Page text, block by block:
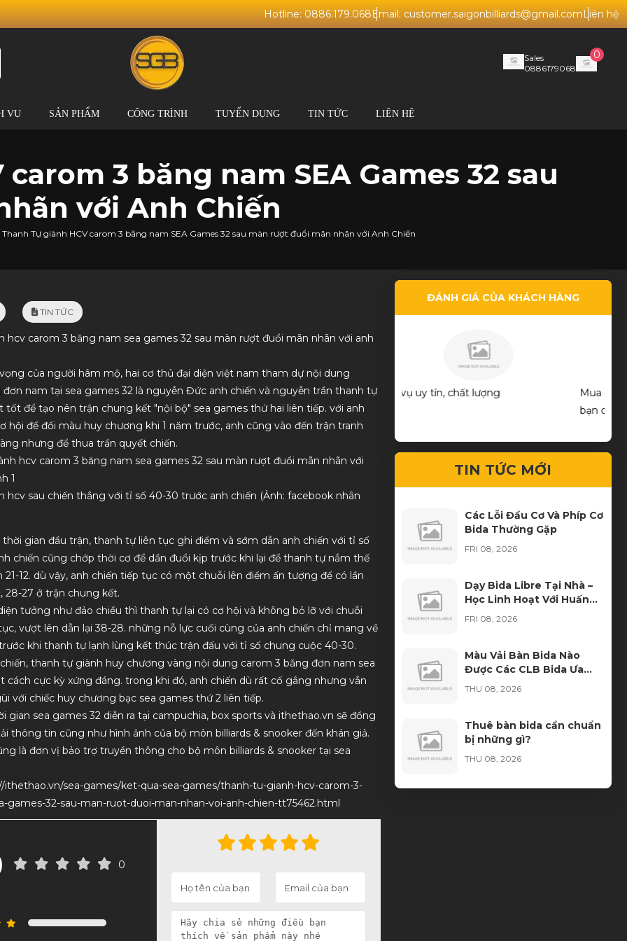
Hotline: 0886.179.068Email: customer.saigonbilliards@gmail.comLiên hệ
Sales
0886179068
0
VỤ SẢN PHẨM CÔNG TRÌNH TUYỂN DỤNG TIN TỨC LIÊN HỆ
3 băng nam SEA Games 32 sau
với Anh Chiến
Thanh Tự giành HCV carom 3 băng nam SEA Games 32 sau màn rượt đuổi mãn nhãn với Anh Chiến
TIN TỨC
hcv carom 3 băng nam sea games 32 sau màn rượt đuổi mãn nhãn với anh
của người hâm mộ, hai cơ thủ đại diện việt nam tham dự nội dung
đơn nam tại sea games 32 là nguyễn Đức anh chiến và nguyễn trần thanh tự
tốt để tạo nên trận chung kết "nội bộ" sea games thứ hai liên tiếp. với anh
hội để đổi màu huy chương khi 1 năm trước, anh cũng vào đến trận tranh
nhưng để thua trần quyết chiến.
hcv sau chiến thắng với tỉ số 40-30 trước anh chiến (Ảnh: facebook nhân
gian đầu trận, thanh tự liên tục ghi điểm và sớm dẫn anh chiến với tỉ số
chiến cũng chớp thời cơ để dần đuổi kịp trước khi lại để thanh tự nắm thế
21-12. dù vậy, anh chiến tiếp tục có một chuỗi lên điểm ấn tượng để có lần
28-27 ở trận chung kết.
tưởng như đảo chiều thì thanh tự lại có cơ hội và không bỏ lỡ với chuỗi
vượt lên dẫn lại 38-28. những nỗ lực cuối cùng của anh chiến chỉ mang về
khi thanh tự lạnh lùng kết thúc trận đấu với tỉ số chung cuộc 40-30.
thanh tự giành huy chương vàng nội dung carom 3 băng đơn nam sea
cách cực kỳ xứng đáng. trong khi đó, anh chiến dù rất cố gắng nhưng vẫn
với chiếc huy chương bạc sea games thứ 2 liên tiếp.
gian sea games 32 diễn ra tại campuchia, box sports và ithethao.vn sẽ đồng
thông tin cũng như hình ảnh của bộ môn billiards & snooker đến khán giả.
là đơn vị bảo trợ truyền thông cho bộ môn billiards & snooker tại sea
ithethao.vn/sea-games/ket-qua-sea-games/thanh-tu-gianh-hcv-carom-3-
games-32-sau-man-ruot-duoi-man-nhan-voi-anh-chien-tt75462.html
0
ĐÁNH GIÁ CỦA KHÁCH HÀNG
Hàng chất lượng, nhân viên tư vấn nhiệt
tình. Lần sau mình sẽ ủng hộ tiếp
dịch vụ uy tín, chất lượng
Mua được cây cơ ưng ý quá! Thks shop và
TIN TỨC MỚI
Các Lỗi Đầu Cơ Và Phíp Cơ
Bida Thường Gặp
FRI 08, 2026
Dạy Bida Libre Tại Nhà –
Học Linh Hoạt Với Huấn
Luyện Viên Đến Tận Nơi
FRI 08, 2026
Màu Vải Bàn Bida Nào
Được Các CLB Bida Ưa
Chuộng Nhất?
THU 08, 2026
Thuê bàn bida cần chuẩn
bị những gì?
THU 08, 2026